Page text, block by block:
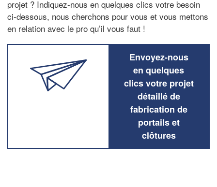
projet ? Indiquez-nous en quelques clics votre besoin
ci-dessous, nous cherchons pour vous et vous mettons
en relation avec le pro qu’il vous faut !
Envoyez-nous
en quelques
clics votre projet
détaillé de
fabrication de
portails et
clôtures